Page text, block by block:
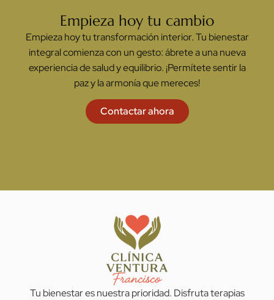
Empieza hoy tu cambio
Empieza hoy tu transformación interior. Tu bienestar
integral comienza con un gesto: ábrete a una nueva
experiencia de salud y equilibrio. ¡Permítete sentir la
paz y la armonía que mereces!
Contactar ahora
Tu bienestar es nuestra prioridad. Disfruta terapias